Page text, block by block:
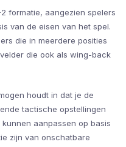
formatie, aangezien spelers
van de eisen van het spel.
die in meerdere posities
die ook als wing-back
houdt in dat je de
tactische opstellingen
aanpassen op basis
zijn van onschatbare